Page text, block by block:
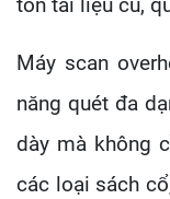
tồn tài liệu cũ,
Máy scan
năng quét đa
dày mà không
các loại sách